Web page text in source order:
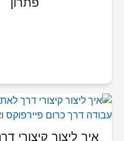
איך ליצור קיצורי